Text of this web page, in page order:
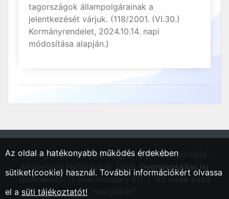
tagországok állampolgárainak a
jelentkezését várjuk. (118/2001. (VI.30.)
Kormányrendelet, 2024.10.14. napi
módosítása alapján.)
"Gyöngyös, Heves vármegyei régió állásportálja"
Minden jog fentartva © 2026. GyongyosAllas.hu
Üzemeltető: IT-Nav Hungary Kft. | "Az elsők közé
Az oldal a hatékonyabb működés érdekében
sütiket(cookie) használ. További információkért olvassa
el a süti tájékoztatót!